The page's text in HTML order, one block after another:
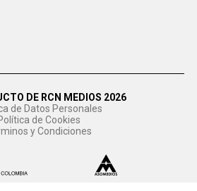
DE RCN MEDIOS 2026
de Datos Personales
de Cookies
y Condiciones